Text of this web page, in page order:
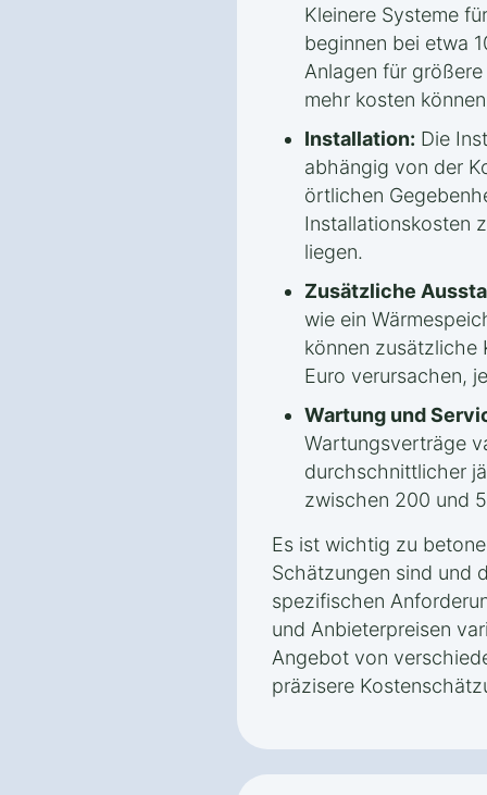
Kleinere Systeme
beginnen bei etwa
Anlagen für
mehr kosten
Installation: Die
abhängig von der
örtlichen
Installationskosten
liegen.
Zusätzliche
wie ein
können zusätzliche
Euro verursachen,
Wartung und
Wartungsverträge
durchschnittlicher
zwischen 200 und
Es ist wichtig zu
Schätzungen sind und
spezifischen
und Anbieterpreisen
Angebot von
präzisere